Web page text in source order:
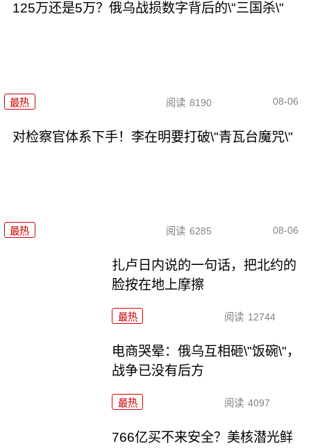
125万还是5万？俄乌战损数字背后的\"三国杀\"
最热 阅读 8190 08-06
对检察官体系下手！李在明要打破\"青瓦台魔咒\"
最热 阅读 6285 08-06
扎卢日内说的一句话，把北约的
脸按在地上摩擦
最热 阅读 12744
电商哭晕：俄乌互相砸\"饭碗\"，
战争已没有后方
最热 阅读 4097
766亿买不来安全？美核潜光鲜